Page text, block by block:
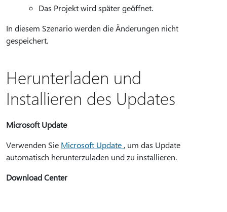
Das Projekt wird später geöffnet.
In diesem Szenario werden die Änderungen nicht
gespeichert.
Herunterladen und
Installieren des Updates
Microsoft Update
Verwenden Sie Microsoft Update , um das Update
automatisch herunterzuladen und zu installieren.
Download Center